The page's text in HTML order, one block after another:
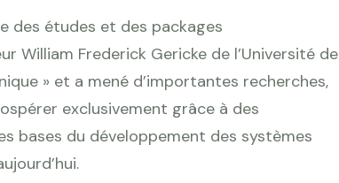
des études et des packages
William Frederick Gericke de l’Université de
» et a mené d’importantes recherches,
exclusivement grâce à des
bases du développement des systèmes